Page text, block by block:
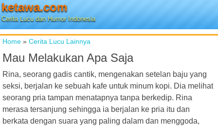
ketawa.com
Cerita Lucu dan Humor Indonesia
Home » Cerita Lucu Lainnya
Mau Melakukan Apa Saja
Rina, seorang gadis cantik, mengenakan setelan baju yang
seksi, berjalan ke sebuah kafe untuk minum kopi. Dia melihat
seorang pria tampan menatapnya tanpa berkedip. Rina
merasa tersanjung sehingga ia berjalan ke pria itu dan
berkata dengan suara yang paling dalam dan menggoda,